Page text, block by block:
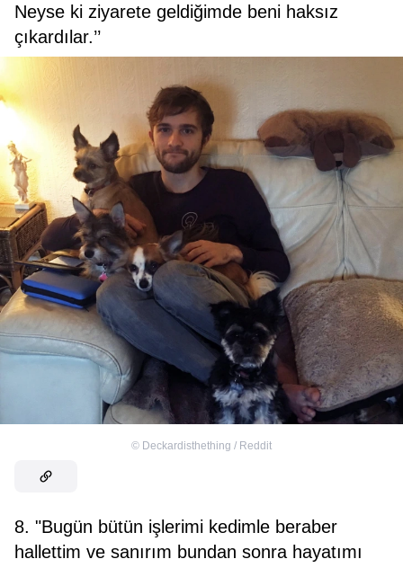
Neyse ki ziyarete geldiğimde beni haksız
çıkardılar.’’
© Deckardisthething / Reddit
8. "Bugün bütün işlerimi kedimle beraber
hallettim ve sanırım bundan sonra hayatımı